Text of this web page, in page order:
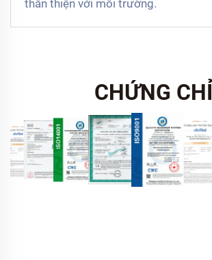
thân thiện với môi trường.
CHỨNG CHỈ